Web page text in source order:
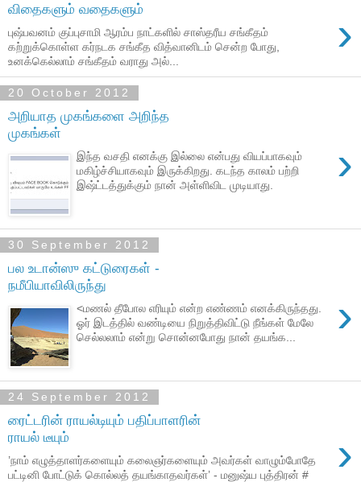
விதைகளும் வதைகளும் ›
புஷ்பவனம் குப்புசாமி ஆரம்ப நாட்களில் சாஸ்தரீய சங்கீதம்
கற்றுக்கொள்ள கர்நடக சங்கீத வித்வானிடம் சென்ற போது,
உனக்கெல்லாம் சங்கீதம் வராது அல்...
20 October 2012
அறியாத முகங்களை அறிந்த
முகங்கள்
›
இந்த வசதி எனக்கு இல்லை என்பது வியப்பாகவும்
மகிழ்ச்சியாகவும் இருக்கிறது. கடந்த காலம் பற்றி
இஷ்ட்டத்துக்கும் நான் அள்ளிவிட முடியாது.
30 September 2012
பல உடான்ஸு கட்டுரைகள் -
நமீபியாவிலிருந்து
›
<மணல் தீபோல எரியும் என்ற எண்ணம் எனக்கிருந்தது.
ஓர் இடத்தில் வண்டியை நிறுத்திவிட்டு நீங்கள் மேலே
செல்லலாம் என்று சொன்னபோது நான் தயங்க...
24 September 2012
ரைட்டரின் ராயல்டியும் பதிப்பாளரின்
ராயல் டீயும்
›
’நாம் எழுத்தாளர்களையும் கலைஞர்களையும் அவர்கள் வாழும்போதே
பட்டினி போட்டுக் கொல்லத் தயங்காதவர்கள்’ - மனுஷ்ய புத்திரன் #